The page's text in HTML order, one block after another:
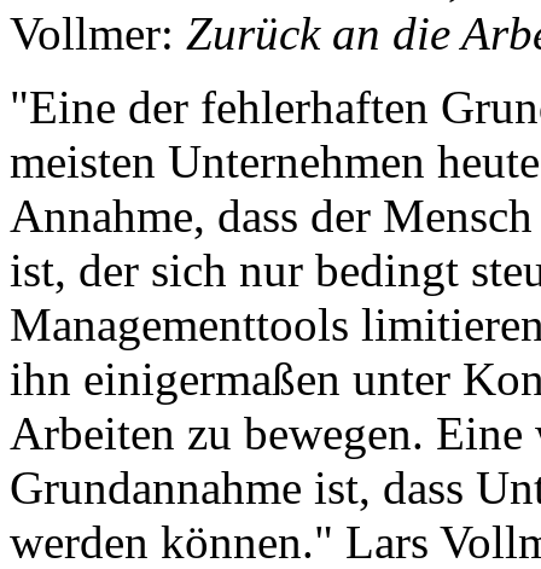
Vollmer: Zurück an die
"Eine der fehlerhaften
meisten Unternehmen
Annahme, dass der
ist, der sich nur bedingt
Managementtools
ihn einigermaßen unter
Arbeiten zu bewegen.
Grundannahme ist, dass
werden können." Lars